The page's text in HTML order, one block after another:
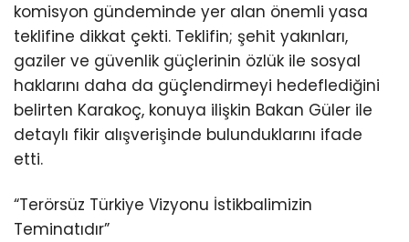
komisyon gündeminde yer alan önemli yasa
teklifine dikkat çekti. Teklifin; şehit yakınları,
gaziler ve güvenlik güçlerinin özlük ile sosyal
haklarını daha da güçlendirmeyi hedeflediğini
belirten Karakoç, konuya ilişkin Bakan Güler ile
detaylı fikir alışverişinde bulunduklarını ifade
etti.
“Terörsüz Türkiye Vizyonu İstikbalimizin
Teminatıdır”